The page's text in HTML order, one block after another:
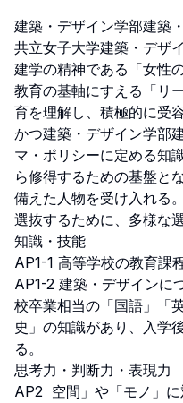
建築・デザイン学部建築
共立女子大学建築・デザ
建学の精神である「女性
教育の基軸にすえる「リ
育を理解し、積極的に受
かつ建築・デザイン学部
マ・ポリシーに定める知
ら修得するための基盤と
備えた人物を受け入れる
選抜するために、多様な
知識・技能
AP1-1 高等学校の教育課
AP1-2 建築・デザインに
校卒業相当の「国語」「
史」の知識があり、入学
る。
思考力・判断力・表
AP2  空間」や「モノ」